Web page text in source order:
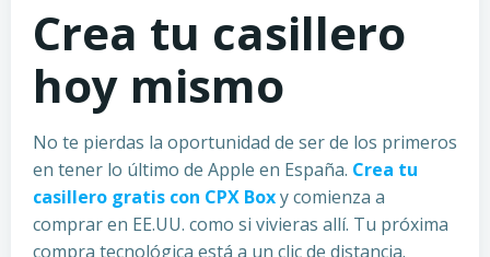
Crea tu casillero
hoy mismo
No te pierdas la oportunidad de ser de los primeros
en tener lo último de Apple en España. Crea tu
casillero gratis con CPX Boxy comienza a
comprar en EE.UU. como si vivieras allí. Tu próxima
compra tecnológica está a un clic de distancia.